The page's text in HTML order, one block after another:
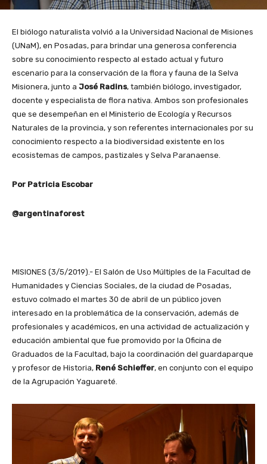
El biólogo naturalista volvió a la Universidad Nacional de Misiones
(UNaM), en Posadas, para brindar una generosa conferencia
sobre su conocimiento respecto al estado actual y futuro
escenario para la conservación de la flora y fauna de la Selva
Misionera, junto a José Radins, también biólogo, investigador,
docente y especialista de flora nativa. Ambos son profesionales
que se desempeñan en el Ministerio de Ecología y Recursos
Naturales de la provincia, y son referentes internacionales por su
conocimiento respecto a la biodiversidad existente en los
ecosistemas de campos, pastizales y Selva Paranaense.
Por Patricia Escobar
@argentinaforest
MISIONES (3/5/2019).- El Salón de Uso Múltiples de la Facultad de
Humanidades y Ciencias Sociales, de la ciudad de Posadas,
estuvo colmado el martes 30 de abril de un público joven
interesado en la problemática de la conservación, además de
profesionales y académicos, en una actividad de actualización y
educación ambiental que fue promovido por la Oficina de
Graduados de la Facultad, bajo la coordinación del guardaparque
y profesor de Historia, René Schieffer, en conjunto con el equipo
de la Agrupación Yaguareté.